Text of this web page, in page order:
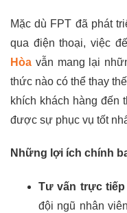
Mặc dù FPT đã phát
qua điện thoại, việc
Hòa vẫn mang lại
thức nào có thể thay
khích khách hàng đến
được sự phục vụ tốt
Những lợi ích chính
Tư vấn trực
đội ngũ nhân